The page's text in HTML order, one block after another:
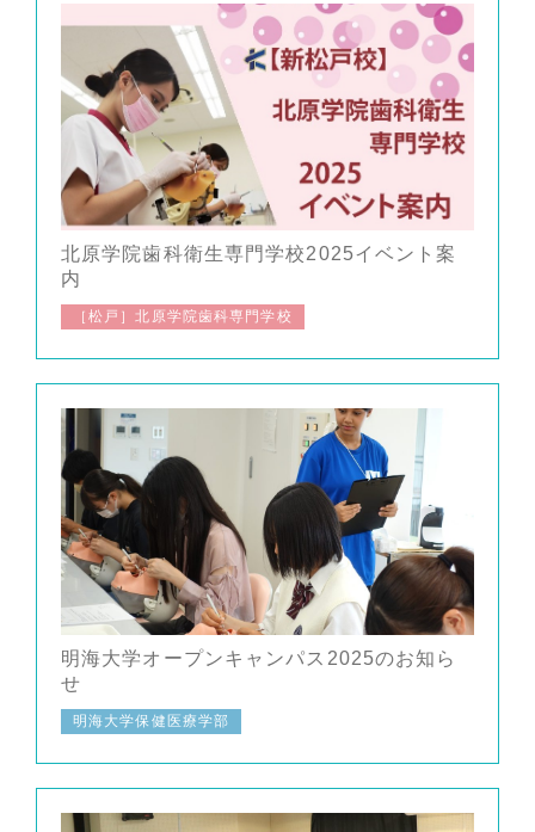
北原学院歯科衛生専門学校2025イベント案
内
［松戸］北原学院歯科専門学校
明海大学オープンキャンパス2025のお知ら
せ
明海大学保健医療学部